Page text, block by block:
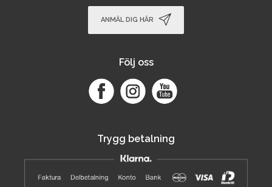
ANMÄL DIG HÄR
Följ oss
Trygg betalning